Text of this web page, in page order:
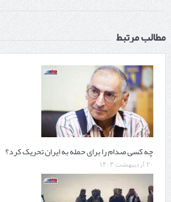
مطالب مرتبط
چه کسی صدام را برای حمله به ایران تحریک کرد؟
۲۰ اردیبهشت ۱۴۰۳